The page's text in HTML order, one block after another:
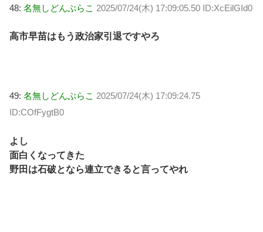
48: 名無しどんぶらこ 2025/07/24(木) 17:09:05.50 ID:XcEilGId0
高市早苗はもう政治家引退ですやろ
49: 名無しどんぶらこ 2025/07/24(木) 17:09:24.75
ID:COfFygtB0
よし
面白くなってきた
野田は石破となら連立できると言ってやれ